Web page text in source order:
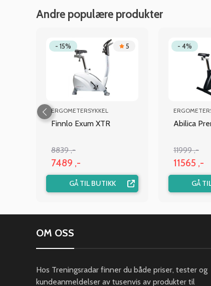
Andre populære produkter
- 15% 5
ERGOMETERSYKKEL
Finnlo Exum XTR
8839 ,-
7489 ,-
GÅ TIL BUTIKK
- 4%
Abilica
11999 ,-
11565 ,-
GÅ
OM OSS
Hos Treningsradar finner du både priser, tester og
kundeanmeldelser av tusenvis av produkter til